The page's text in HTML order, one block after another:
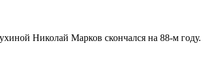
Николай Марков скончался на 88-м году.